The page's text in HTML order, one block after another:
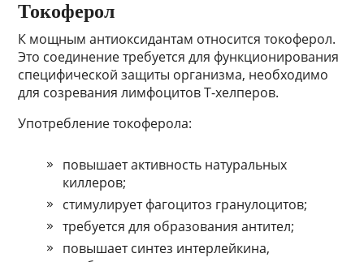
Токоферол
К мощным антиоксидантам относится токоферол.
Это соединение требуется для функционирования
специфической защиты организма, необходимо
для созревания лимфоцитов Т-хелперов.
Употребление токоферола:
повышает активность натуральных
киллеров;
стимулирует фагоцитоз гранулоцитов;
требуется для образования антител;
повышает синтез интерлейкина,